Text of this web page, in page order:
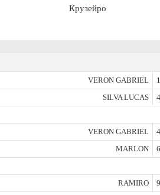
Крузейро
VERON GABRIEL
SILVA LUCAS
VERON GABRIEL
MARLON
RAMIRO